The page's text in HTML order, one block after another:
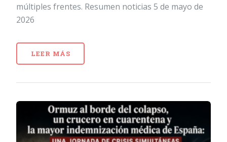
múltiples frentes. Resumen noticias 5 de mayo de
2026
LEER MÁS